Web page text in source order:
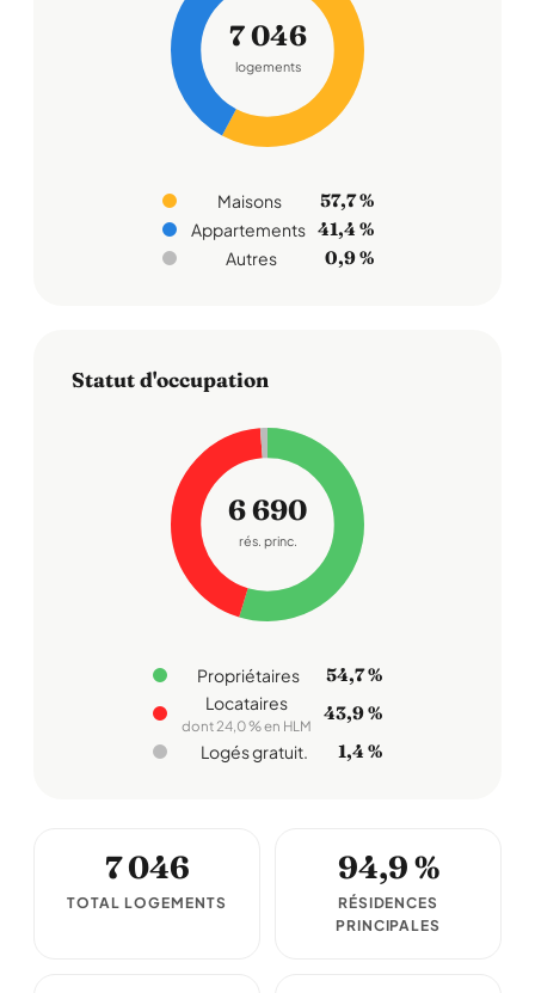
7 046
logements
Maisons 57,7 %
Appartements 41,4 %
Autres 0,9 %
Statut d'occupation
6 690
rés. princ.
Propriétaires 54,7 %
Locataires
dont 24,0 % en HLM
43,9 %
Logés gratuit. 1,4 %
7 046
TOTAL LOGEMENTS
94,9 %
RÉSIDENCES
PRINCIPALES